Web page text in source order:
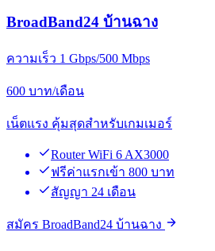
BroadBand24 บ้านฉาง
ความเร็ว 1 Gbps/500 Mbps
600 บาท/เดือน
เน็ตแรง คุ้มสุดสำหรับเกมเมอร์
Router WiFi 6 AX3000
ฟรีค่าแรกเข้า 800 บาท
สัญญา 24 เดือน
สมัคร BroadBand24 บ้านฉาง